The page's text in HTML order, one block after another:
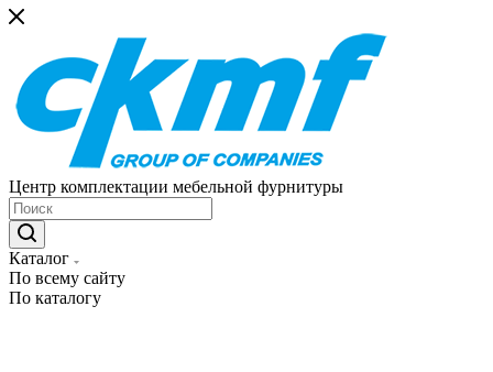
Центр комплектации мебельной фурнитуры
Каталог
По всему сайту
По каталогу